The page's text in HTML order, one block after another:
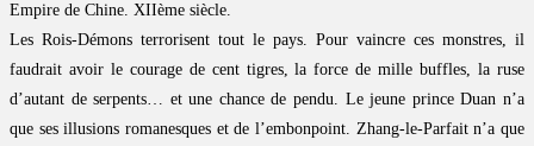
Empire de Chine. XIIème siècle.
Les Rois-Démons terrorisent tout le pays. Pour vaincre ces monstres, il
faudrait avoir le courage de cent tigres, la force de mille buffles, la ruse
d’autant de serpents… et une chance de pendu. Le jeune prince Duan n’a
que ses illusions romanesques et de l’embonpoint. Zhang-le-Parfait n’a que